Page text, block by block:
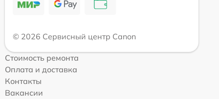
© 2026 Сервисный центр Canon
Стоимость ремонта
Оплата и доставка
Контакты
Вакансии